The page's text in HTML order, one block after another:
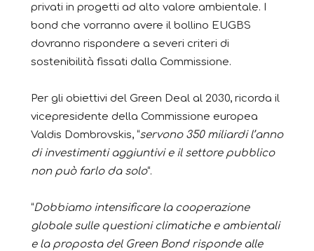
privati in progetti ad alto valore ambientale. I
bond che vorranno avere il bollino EUGBS
dovranno rispondere a severi criteri di
sostenibilità fissati dalla Commissione.
Per gli obiettivi del Green Deal al 2030, ricorda il
vicepresidente della Commissione europea
Valdis Dombrovskis, “servono 350 miliardi l’anno
di investimenti aggiuntivi e il settore pubblico
non può farlo da solo“.
“Dobbiamo intensificare la cooperazione
globale sulle questioni climatiche e ambientali
e la proposta del Green Bond risponde alle